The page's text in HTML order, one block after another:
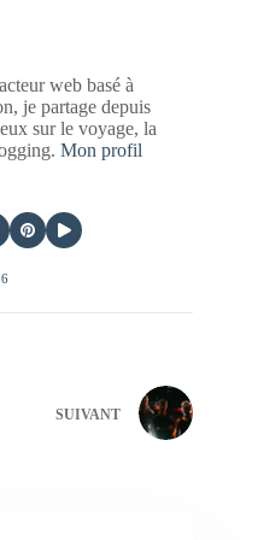
web basé à
je partage depuis
sur le voyage, la
Mon profil
SUIVANT